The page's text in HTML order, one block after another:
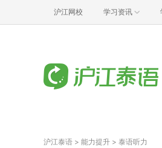
沪江网校 学习资讯
沪江泰语 > 能力提升 > 泰语听力